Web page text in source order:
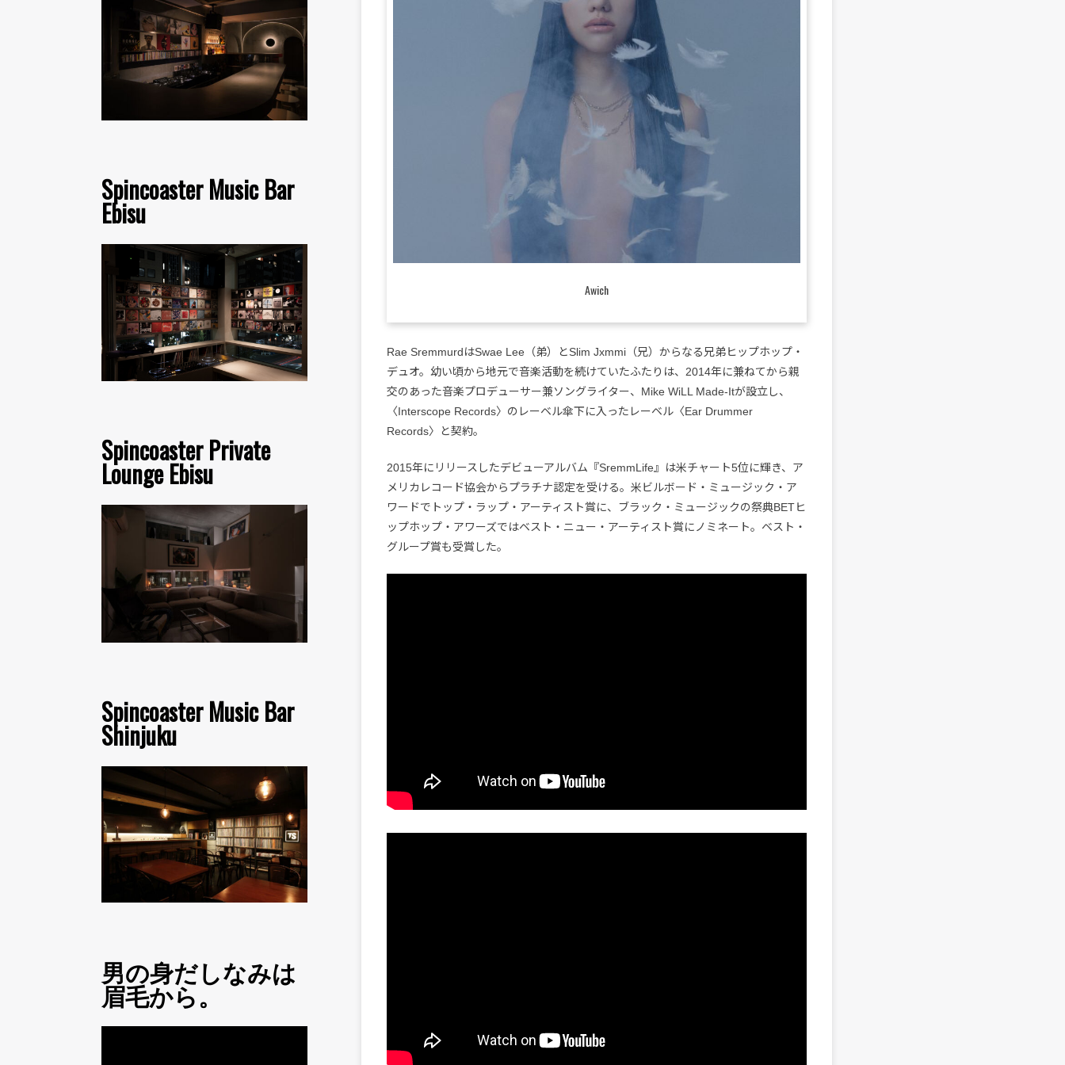
Spincoaster Music Bar
Ebisu
Spincoaster Private
Lounge Ebisu
Spincoaster Music Bar
Shinjuku
男の身だしなみは
眉毛から。
Awich
Rae SremmurdはSwae Lee（弟）とSlim Jxmmi（兄）からなる兄弟ヒップホップ・
デュオ。幼い頃から地元で音楽活動を続けていたふたりは、2014年に兼ねてから親
交のあった音楽プロデューサー兼ソングライター、Mike WiLL Made-Itが設立し、
〈Interscope Records〉のレーベル傘下に入ったレーベル〈Ear Drummer
Records〉と契約。
2015年にリリースしたデビューアルバム『SremmLife』は米チャート5位に輝き、ア
メリカレコード協会からプラチナ認定を受ける。米ビルボード・ミュージック・ア
ワードでトップ・ラップ・アーティスト賞に、ブラック・ミュージックの祭典BETヒ
ップホップ・アワーズではベスト・ニュー・アーティスト賞にノミネート。ベスト・
グループ賞も受賞した。